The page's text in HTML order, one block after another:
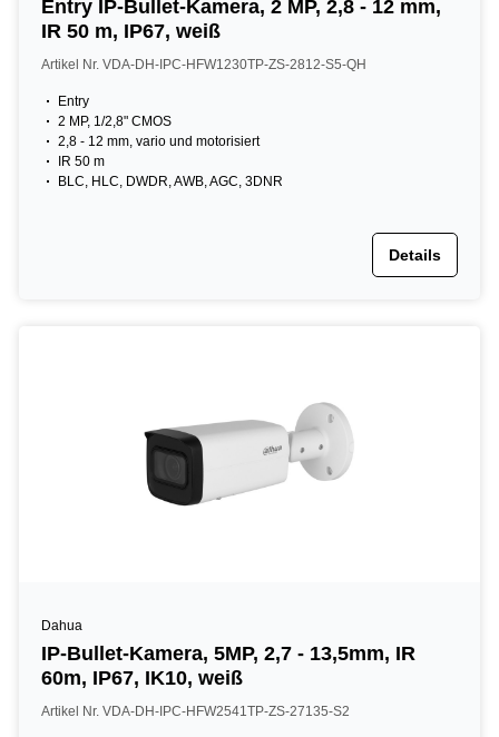
Entry IP-Bullet-Kamera, 2 MP, 2,8 - 12 mm,
IR 50 m, IP67, weiß
Artikel Nr. VDA-DH-IPC-HFW1230TP-ZS-2812-S5-QH
Entry
2 MP, 1/2,8" CMOS
2,8 - 12 mm, vario und motorisiert
IR 50 m
BLC, HLC, DWDR, AWB, AGC, 3DNR
Details
Dahua
IP-Bullet-Kamera, 5MP, 2,7 - 13,5mm, IR
60m, IP67, IK10, weiß
Artikel Nr. VDA-DH-IPC-HFW2541TP-ZS-27135-S2